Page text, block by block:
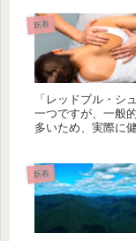
新着
「レッドブル・シ
一つですが、一般
多いため、実際に
新着